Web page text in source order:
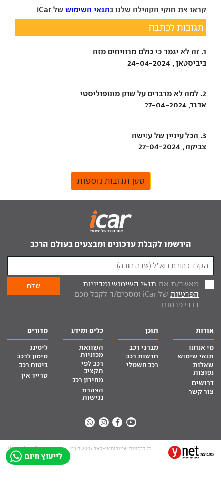
קראו את חוקי הקהילה שלנו בתנאי השימוש של iCar
תגובות לכתבה
1. זה לא יגמר כי כולם מרוויחים מזה
ביביסטאן , 24-04-2024
2. למה לא מדברים על שוק מונופוליסטי
אבגד, 27-04-2024
3. הכל עיניין של ענישה
צביקה , 27-04-2024
טען תגובות נוספות
לייעוץ חינם
הירשמו לקבלת עדכונים ומבצעים בעולם הרכב
מאשר/ת את תנאי השימוש ומדיניות
הפרטיות
של iCar ומסכים/ה לקבל מכם
דברי פרסום.
אודות
מי אנחנו
תנאי שימוש
שאלות
נפוצות
דרושים
צור קשר
תוכן
מבחני רכב
חדשות רכב
רכב חשמלי
כלים ומידע
השוואת
מכוניות
רכב לפי
תקציב
מחירון רכב
הצהרת
נגישות
מדורים
ליסינג
מימון לרכב
ביטוח רכב
טרייד אין
כל הזכויות שמורות אי-קאר 2007 בע”מ site by tq.soft